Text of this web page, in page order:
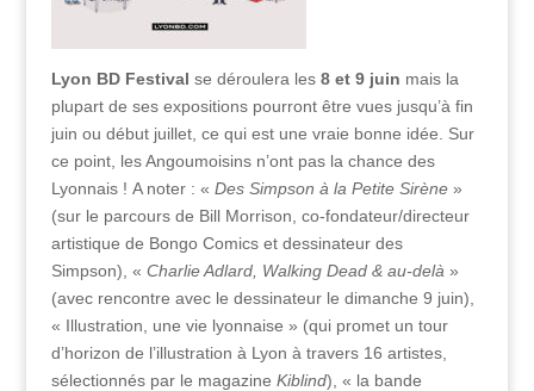
Lyon BD Festival se déroulera les 8 et 9 juin mais la
plupart de ses expositions pourront être vues jusqu’à fin
juin ou début juillet, ce qui est une vraie bonne idée. Sur
ce point, les Angoumoisins n’ont pas la chance des
Lyonnais ! A noter : « Des Simpson à la Petite Sirène»
(sur le parcours de Bill Morrison, co-fondateur/directeur
artistique de Bongo Comics et dessinateur des
Simpson), « Charlie Adlard, Walking Dead & au-delà »
(avec rencontre avec le dessinateur le dimanche 9 juin),
« Illustration, une vie lyonnaise » (qui promet un tour
d’horizon de l’illustration à Lyon à travers 16 artistes,
sélectionnés par le magazine Kiblind), « la bande